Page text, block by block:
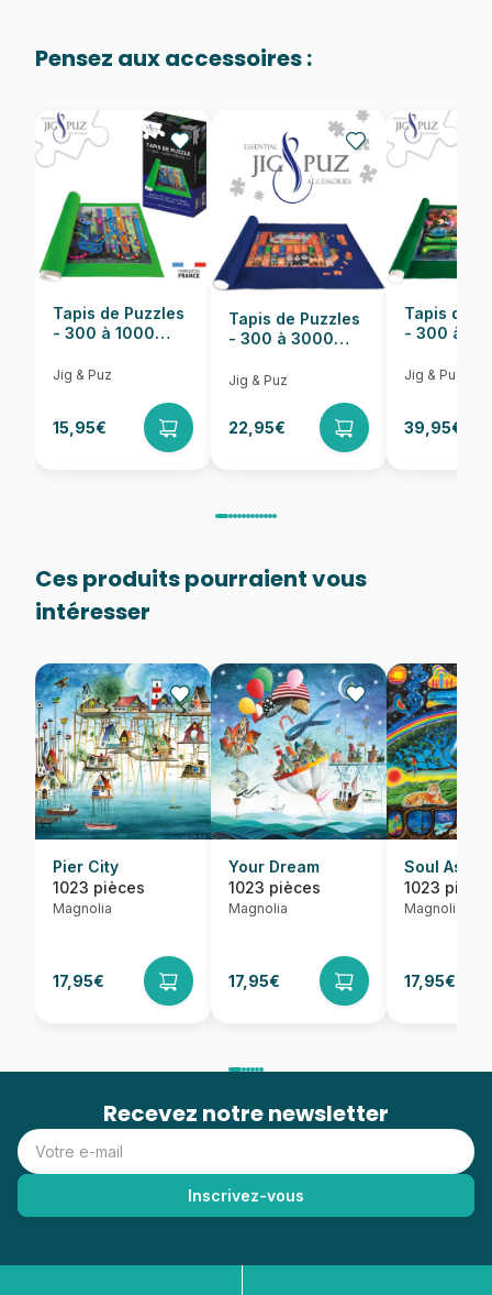
EAN 8699375066821
Nombre de pièces 1023 pièces
Dimensions 60 x 60 cm
Pensez aux accessoires :
Tapis de Puzzles
- 300 à 1000
Jig & Puz
15,95€
Tapis de Puzzles
- 300 à 3000
Jig & Puz
22,95€
Tapis de
- 300 à
Jig & Puz
39,95€
Ces produits pourraient vous
intéresser
Pier City
1023 pièces
Magnolia
17,95€
Your Dream
1023 pièces
Magnolia
17,95€
Soul
1023
Magnolia
17,95€
Recevez notre newsletter